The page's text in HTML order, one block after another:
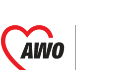
springen
springen
springen